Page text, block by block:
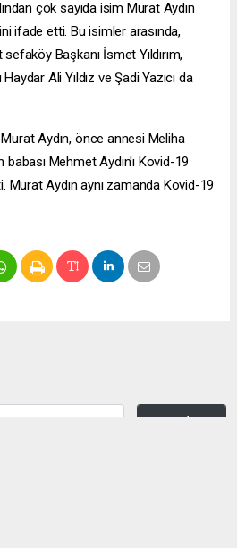
çok sayıda isim Murat Aydın
ifade etti. Bu isimler arasında,
sefaköyBaşkanı İsmet Yıldırım,
Ali Yıldız ve Şadi Yazıcı da
Aydın, önce annesi Meliha
babası Mehmet Aydın'ı Kovid-19
Murat Aydın aynı zamanda Kovid-19
Gönder